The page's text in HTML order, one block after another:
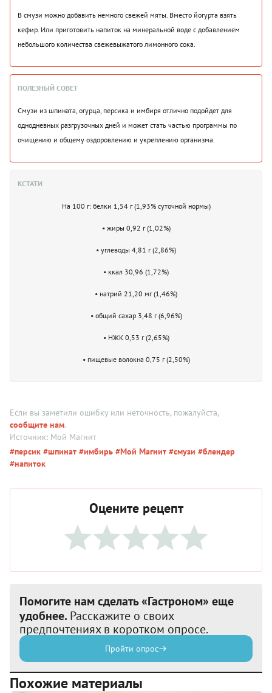
В смузи можно добавить немного свежей мяты. Вместо йогурта взять
кефир. Или приготовить напиток на минеральной воде с добавлением
небольшого количества свежевыжатого лимонного сока.
ПОЛЕЗНЫЙ СОВЕТ
Смузи из шпината, огурца, персика и имбиря отлично подойдет для
однодневных разгрузочных дней и может стать частью программы по
очищению и общему оздоровлению и укреплению организма.
КСТАТИ
На 100 г: белки 1,54 г (1,93% суточной нормы)
• жиры 0,92 г (1,02%)
• углеводы 4,81 г (2,86%)
• ккал 30,96 (1,72%)
• натрий 21,20 мг (1,46%)
• общий сахар 3,48 г (6,96%)
• НЖК 0,53 г (2,65%)
• пищевые волокна 0,75 г (2,50%)
Если вы заметили ошибку или неточность, пожалуйста,
сообщите нам.
Источник: Мой Магнит
#персик #шпинат #имбирь #Мой Магнит #смузи #блендер
#напиток
Оцените рецепт
Помогите нам сделать «Гастроном» еще
удобнее. Расскажите о своих
предпочтениях в коротком опросе.
Пройти опрос
Похожие материалы